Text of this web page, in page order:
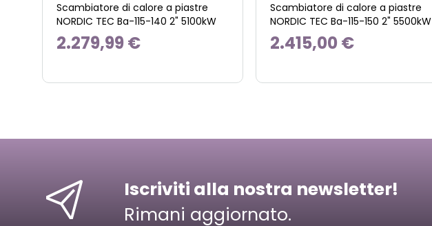
Scambiatore di calore a piastre
NORDIC TEC Ba-115-140 2" 5100kW
2.279,99 €
Scambiatore di calore a piastre
NORDIC TEC Ba-115-150 2" 5500kW
2.415,00 €
Iscriviti alla nostra newsletter!
Rimani aggiornato.